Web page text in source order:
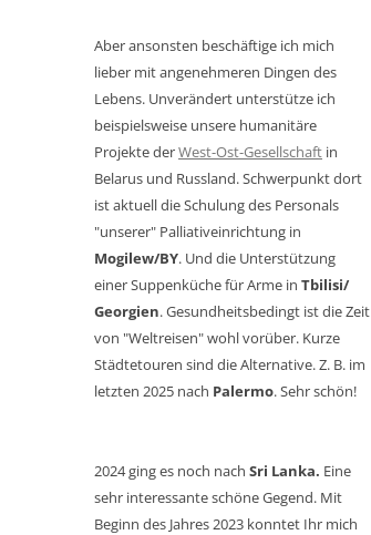
Aber ansonsten beschäftige ich mich
lieber mit angenehmeren Dingen des
Lebens. Unverändert unterstütze ich
beispielsweise unsere humanitäre
Projekte derWest-Ost-Gesellschaft in
Belarus und Russland. Schwerpunkt dort
ist aktuell die Schulung des Personals
"unserer" Palliativeinrichtung in
Mogilew/BY. Und die Unterstützung
einer Suppenküche für Arme in Tbilisi/
Georgien. Gesundheitsbedingt ist die Zeit
von "Weltreisen" wohl vorüber. Kurze
Städtetouren sind die Alternative. Z. B. im
letzten 2025 nach Palermo. Sehr schön!
2024 ging es noch nach Sri Lanka. Eine
sehr interessante schöne Gegend. Mit
Beginn des Jahres 2023 konntet Ihr mich